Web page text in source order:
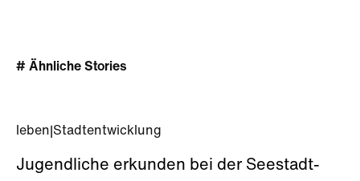
# Ähnliche Stories
leben Stadtentwicklung
Jugendliche erkunden bei der Seestadt-